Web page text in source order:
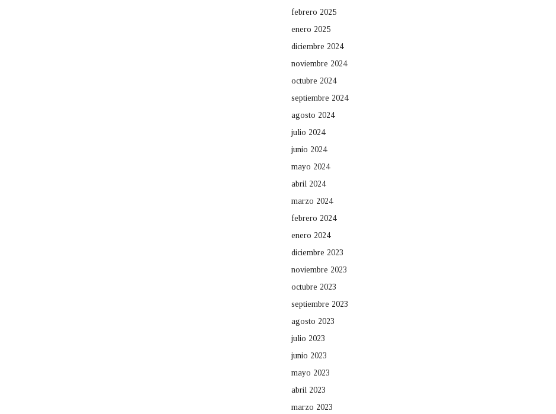
febrero 2025
enero 2025
diciembre 2024
noviembre 2024
octubre 2024
septiembre 2024
agosto 2024
julio 2024
junio 2024
mayo 2024
abril 2024
marzo 2024
febrero 2024
enero 2024
diciembre 2023
noviembre 2023
octubre 2023
septiembre 2023
agosto 2023
julio 2023
junio 2023
mayo 2023
abril 2023
marzo 2023